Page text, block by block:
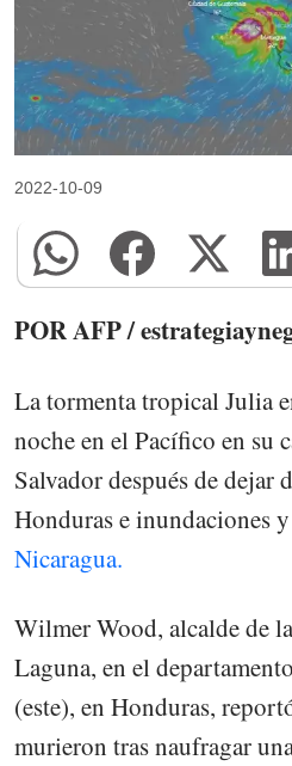
2022-10-09
POR AFP /
La tormenta tropical Julia
noche en el Pacífico en su
Salvador después de dejar
Honduras e inundaciones
Nicaragua.
Wilmer Wood, alcalde de
Laguna, en el
(este), en Honduras,
murieron tras naufragar